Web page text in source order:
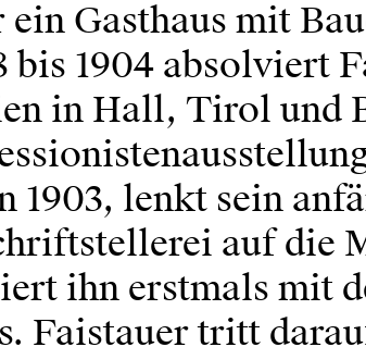
ein Gasthaus mit
bis 1904 absolviert
in Hall, Tirol und
1903, lenkt sein
auf die
ihn erstmals mit
Faistauer tritt